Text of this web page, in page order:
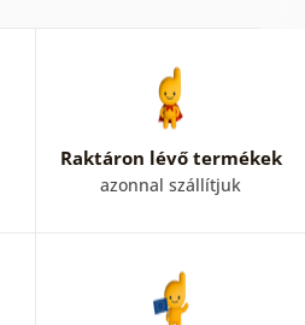
Raktáron lévő termékek
azonnal szállítjuk